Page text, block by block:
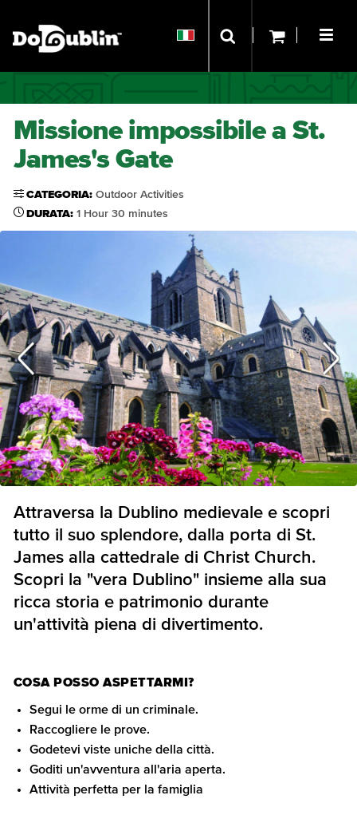
Missione impossibile a St.
James's Gate
CATEGORIA: Outdoor Activities
DURATA: 1 Hour 30 minutes
Attraversa la Dublino medievale e scopri
tutto il suo splendore, dalla porta di St.
James alla cattedrale di Christ Church.
Scopri la "vera Dublino" insieme alla sua
ricca storia e patrimonio durante
un'attività piena di divertimento.
COSA POSSO ASPETTARMI?
Segui le orme di un criminale.
Raccogliere le prove.
Godetevi viste uniche della città.
Goditi un'avventura all'aria aperta.
Attività perfetta per la famiglia